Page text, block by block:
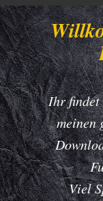
Ihr findet
meinen
Viel